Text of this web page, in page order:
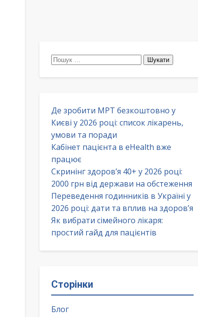
Пошук:
Де зробити МРТ безкоштовно у
Києві у 2026 році: список лікарень,
умови та поради
Кабінет пацієнта в eHealth вже
працює
Скринінг здоров’я 40+ у 2026 році:
2000 грн від держави на обстеження
Переведення годинників в Україні у
2026 році: дати та вплив на здоров’я
Як вибрати сімейного лікаря:
простий гайд для пацієнтів
Сторінки
Блог